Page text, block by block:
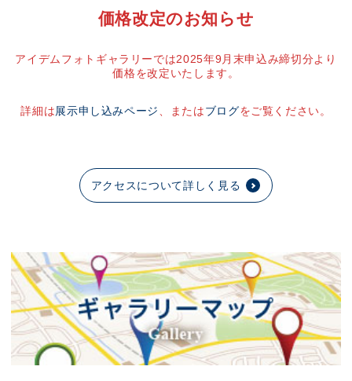
価格改定のお知らせ
アイデムフォトギャラリーでは2025年9月末申込み締切分より
価格を改定いたします。
詳細は展示申し込みページ 、またはブログをご覧ください。
アクセスについて詳しく見る